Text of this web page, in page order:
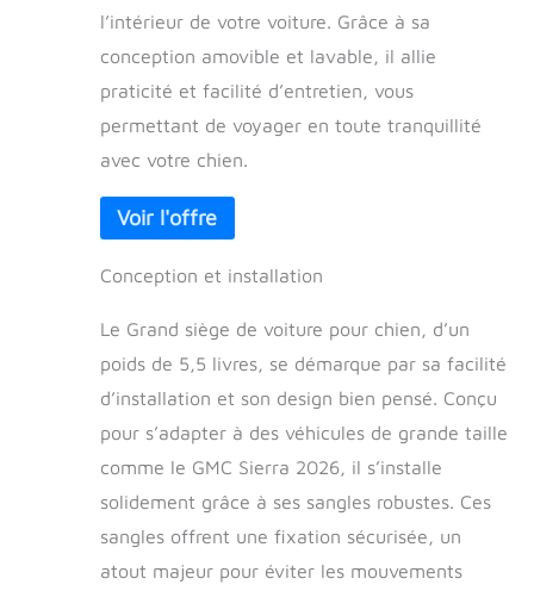
l’intérieur de votre voiture. Grâce à sa
conception amovible et lavable, il allie
praticité et facilité d’entretien, vous
permettant de voyager en toute tranquillité
avec votre chien.
Conception et installation
Le Grand siège de voiture pour chien, d’un
poids de 5,5 livres, se démarque par sa facilité
d’installation et son design bien pensé. Conçu
pour s’adapter à des véhicules de grande taille
comme le GMC Sierra 2026, il s’installe
solidement grâce à ses sangles robustes. Ces
sangles offrent une fixation sécurisée, un
atout majeur pour éviter les mouvements